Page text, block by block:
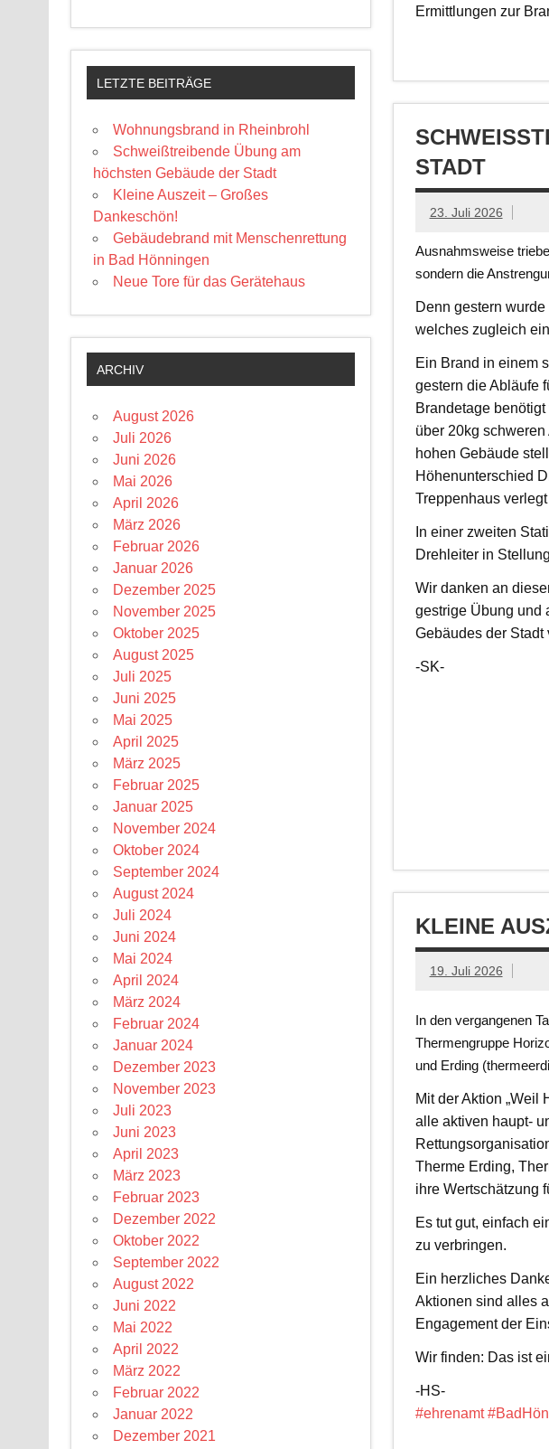
Ermittlungen zur
TADT
23. Juli 2026
Ausnahmsweise
sondern die
Denn gestern
welches zugleich
Ein Brand in einem
gestern die Abläufe
Brandetage
über 20kg
hohen Gebäude
Höhenunterschied
Treppenhaus
In einer zweiten
Drehleiter in
Wir danken an
gestrige Übung und
Gebäudes der Stadt
-SK-
KLEINE
19. Juli 2026
In den vergangenen
Thermengruppe
und Erding
Mit der Aktion „Weil
alle aktiven haupt-
Therme Erding,
ihre Wertschätzung
Es tut gut, einfach
zu verbringen.
Ein herzliches
Aktionen sind alles
Engagement der
Wir finden: Das ist
-HS-
#ehrenamt
LETZTE BEITRÄGE
Wohnungsbrand in Rheinbrohl
Schweißtreibende Übung am
höchsten Gebäude der Stadt
Kleine Auszeit – Großes
Dankeschön!
Gebäudebrand mit Menschenrettung
in Bad Hönningen
Neue Tore für das Gerätehaus
ARCHIV
August 2026
Juli 2026
Juni 2026
Mai 2026
April 2026
März 2026
Februar 2026
Januar 2026
Dezember 2025
November 2025
Oktober 2025
August 2025
Juli 2025
Juni 2025
Mai 2025
April 2025
März 2025
Februar 2025
Januar 2025
November 2024
Oktober 2024
September 2024
August 2024
Juli 2024
Juni 2024
Mai 2024
April 2024
März 2024
Februar 2024
Januar 2024
Dezember 2023
November 2023
Juli 2023
Juni 2023
April 2023
März 2023
Februar 2023
Dezember 2022
Oktober 2022
September 2022
August 2022
Juni 2022
Mai 2022
April 2022
März 2022
Februar 2022
Januar 2022
Dezember 2021